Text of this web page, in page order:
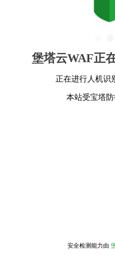
堡塔云WAF正
正在进行人机识
本站受宝塔
安全检测能力由